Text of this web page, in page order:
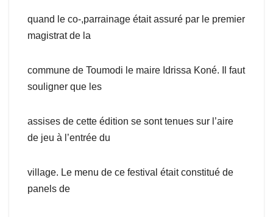
quand le co-,parrainage était assuré par le premier
magistrat de la
commune de Toumodi le maire Idrissa Koné. Il faut
souligner que les
assises de cette édition se sont tenues sur l’aire
de jeu à l’entrée du
village. Le menu de ce festival était constitué de
panels de